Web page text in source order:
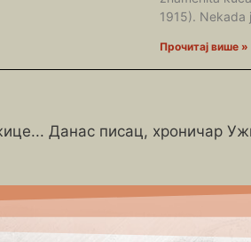
1915). Nekada
Прочитај више »
Данас писац, хроничар